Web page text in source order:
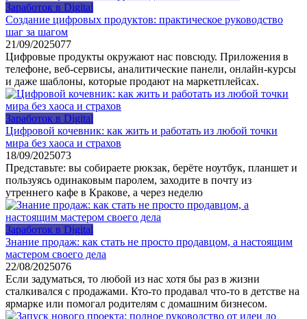
Заработок в Digital
Создание цифровых продуктов: практическое руководство
шаг за шагом
21/09/2025077
Цифровые продукты окружают нас повсюду. Приложения в
телефоне, веб-сервисы, аналитические панели, онлайн-курсы
и даже шаблоны, которые продают на маркетплейсах.
Заработок в Digital
Цифровой кочевник: как жить и работать из любой точки
мира без хаоса и страхов
18/09/2025073
Представьте: вы собираете рюкзак, берёте ноутбук, планшет и
пользуясь одинаковым паролем, заходите в почту из
утреннего кафе в Кракове, а через неделю
Заработок в Digital
Знание продаж: как стать не просто продавцом, а настоящим
мастером своего дела
22/08/2025076
Если задуматься, то любой из нас хотя бы раз в жизни
сталкивался с продажами. Кто-то продавал что-то в детстве на
ярмарке или помогал родителям с домашним бизнесом.